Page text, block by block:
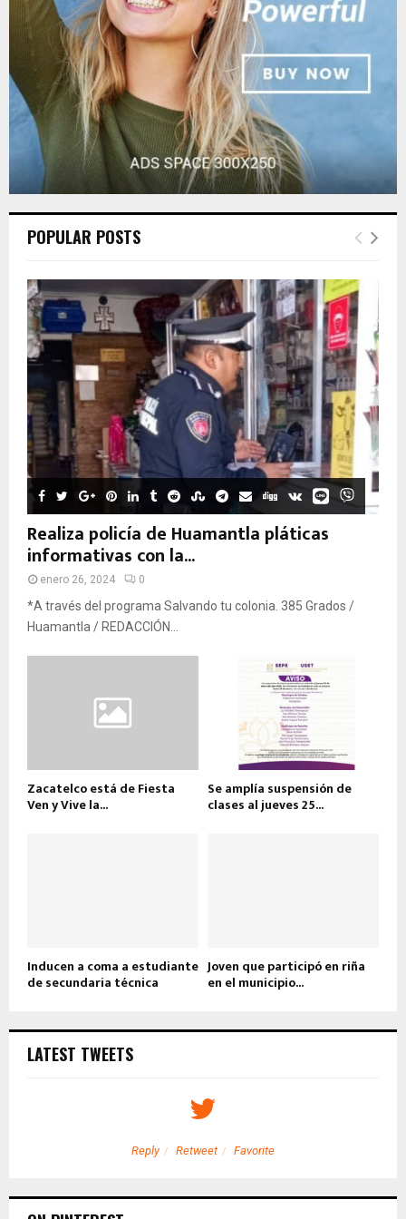
POPULAR POSTS
Realiza policía de Huamantla pláticas
informativas con la...
enero 26, 2024 0
*A través del programa Salvando tu colonia. 385 Grados /
Huamantla / REDACCIÓN...
Zacatelco está de Fiesta
Ven y Vive la...
Se amplía suspensión de
clases al jueves 25...
Inducen a coma a estudiante
de secundaria técnica
Joven que participó en riña
en el municipio...
LATEST TWEETS
Reply Retweet Favorite